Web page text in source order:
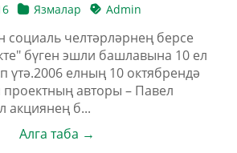
Язмалар Admin
социаль челтәрләрнең берсе
бүген эшли башлавына 10 ел
үтә.2006 елның 10 октябрендә
авторы – Павел
акциянең б...
Алга таба →